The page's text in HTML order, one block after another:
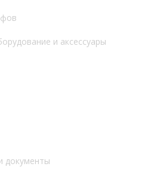
и аксессуары
документы